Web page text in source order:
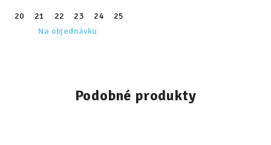
20 21 22 23 24 25
Na objednávku
Podobné produkty